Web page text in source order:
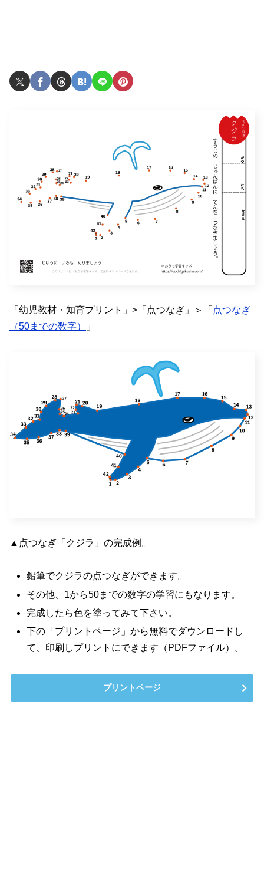
「幼児教材・知育プリント」>「点つなぎ」＞「 点つなぎ
（50までの数字）
」
▲点つなぎ「クジラ」の完成例。
鉛筆でクジラの点つなぎができます。
その他、1から50までの数字の学習にもなります。
完成したら色を塗ってみて下さい。
下の「プリントページ」から無料でダウンロードし
て、印刷しプリントにできます（PDFファイル）。
プリントページ